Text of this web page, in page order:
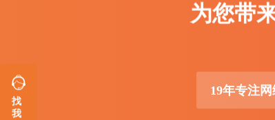
找
我
为您带
19年专注